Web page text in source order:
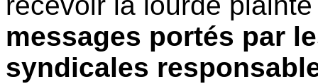
messages portés par
syndicales